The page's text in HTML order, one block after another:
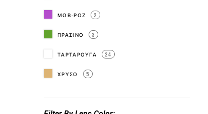
ΜΩΒ-ΡΟΖ 2
ΠΡΑΣΙΝΟ 3
ΤΑΡΤΑΡΟΥΓΑ 24
ΧΡΥΣΟ 5